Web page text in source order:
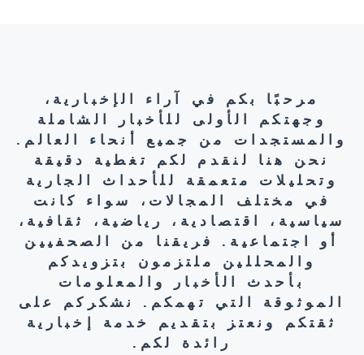
مرحبًا بكم في آراء الإخبارية،
وجهتكم الأولى للأخبار الشاملة
والمستجدات من جميع أنحاء العالم.
نحن هنا لنقدم لكم تغطية دقيقة
وتحليلات متعمقة للأحداث الجارية
في مختلف المجالات، سواء كانت
سياسية، اقتصادية، رياضية، ثقافية،
أو اجتماعية. فريقنا من الصحفيين
والمحللين ملتزمون بتزويدكم
بأحدث الأخبار والمعلومات
الموثوقة التي تهمكم. نشكركم على
ثقتكم ونعتز بتقديم خدمة إخبارية
رائدة لكم.